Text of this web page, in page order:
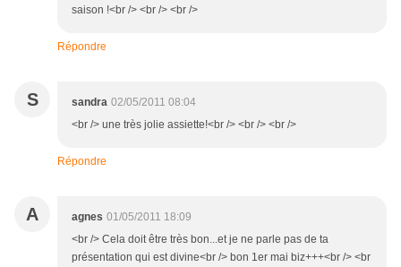
saison !<br /> <br /> <br />
Répondre
S sandra 02/05/2011 08:04
<br /> une très jolie assiette!<br /> <br /> <br />
Répondre
A agnes 01/05/2011 18:09
<br /> Cela doit être très bon...et je ne parle pas de ta
présentation qui est divine<br /> bon 1er mai biz+++<br /> <br